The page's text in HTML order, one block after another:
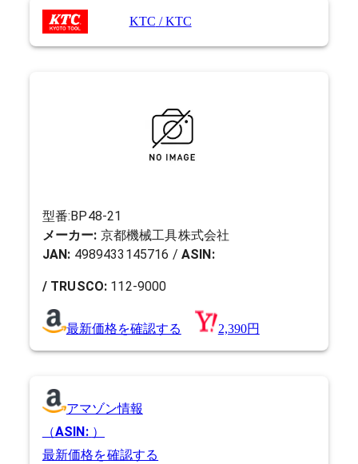
KTC /KTC
型番:BP48-21
メーカー: 京都機械工具株式会社
JAN: 4989433145716 / ASIN:
/ TRUSCO: 112-9000
最新価格を確認する 2,390円
アマゾン情報
（ASIN: ）
最新価格を確認する